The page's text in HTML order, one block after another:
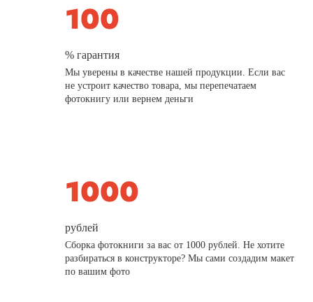
% гарантия
Мы уверены в качестве нашей продукции. Если вас
не устроит качество товара, мы перепечатаем
фотокнигу или вернем деньги
рублей
Сборка фотокниги за вас от 1000 рублей. Не хотите
разбираться в конструкторе? Мы сами создадим макет
по вашим фото